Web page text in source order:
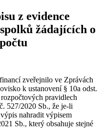
z evidence
žádajících o
zveřejnilo ve Zprávách
k ustanovení § 10a odst.
pravidlech
527/2020 Sb., že je-li
nahradit výpisem
Sb., který obsahuje stejné